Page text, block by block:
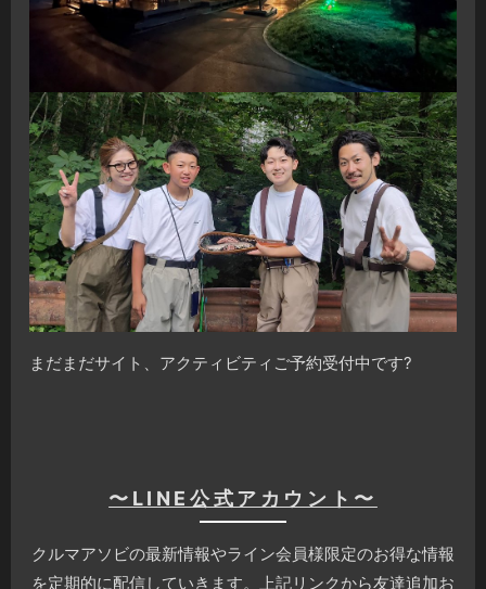
まだまだサイト、アクティビティご予約受付中です?
〜LINE公式アカウント〜
クルマアソビの最新情報やライン会員様限定のお得な情報
を定期的に配信していきます。上記リンクから友達追加お